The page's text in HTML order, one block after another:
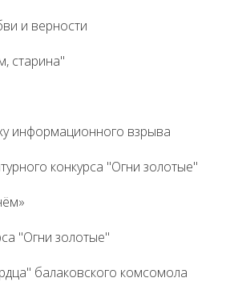
и верности
старина"
информационного взрыва
конкурса "Огни золотые"
"Огни золотые"
балаковского комсомола